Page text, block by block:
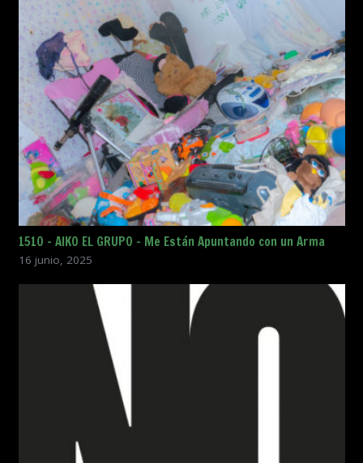
1510 – AIKO EL GRUPO – Me Están Apuntando con un Arma
16 junio, 2025